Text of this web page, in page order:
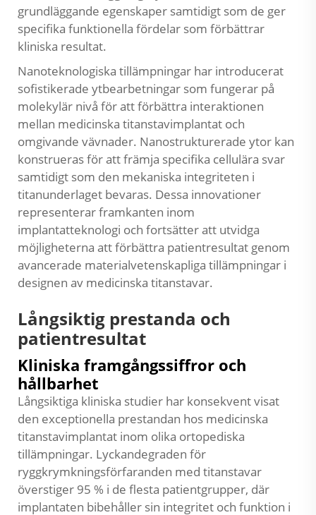
grundläggande egenskaper samtidigt som de ger
specifika funktionella fördelar som förbättrar
kliniska resultat.
Nanoteknologiska tillämpningar har introducerat
sofistikerade ytbearbetningar som fungerar på
molekylär nivå för att förbättra interaktionen
mellan medicinska titanstavimplantat och
omgivande vävnader. Nanostrukturerade ytor kan
konstrueras för att främja specifika cellulära svar
samtidigt som den mekaniska integriteten i
titanunderlaget bevaras. Dessa innovationer
representerar framkanten inom
implantatteknologi och fortsätter att utvidga
möjligheterna att förbättra patientresultat genom
avancerade materialvetenskapliga tillämpningar i
designen av medicinska titanstavar.
Långsiktig prestanda och
patientresultat
Kliniska framgångssiffror och
hållbarhet
Långsiktiga kliniska studier har konsekvent visat
den exceptionella prestandan hos medicinska
titanstavimplantat inom olika ortopediska
tillämpningar. Lyckandegraden för
ryggkrymkningsförfaranden med titanstavar
överstiger 95 % i de flesta patientgrupper, där
implantaten bibehåller sin integritet och funktion i